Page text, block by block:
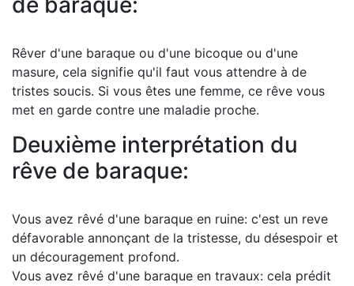
Rêver d'une baraque ou d'une bicoque ou d'une
masure, cela signifie qu'il faut vous attendre à de
tristes soucis. Si vous êtes une femme, ce rêve vous
met en garde contre une maladie proche.
Deuxième interprétation du
rêve de baraque:
Vous avez rêvé d'une baraque en ruine: c'est un reve
défavorable annonçant de la tristesse, du désespoir et
un découragement profond.
Vous avez rêvé d'une baraque en travaux: cela prédit